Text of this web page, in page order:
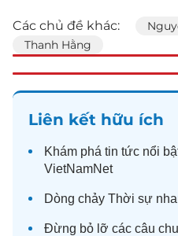
Các chủ đề khác:
Thanh Hằng
Liên kết hữu ích
Khám phá tin tức nổi
VietNamNet
Dòng chảy Thời sự
Đừng bỏ lỡ các câu